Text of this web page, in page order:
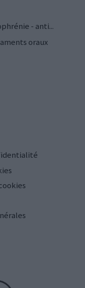
- anti...
oraux